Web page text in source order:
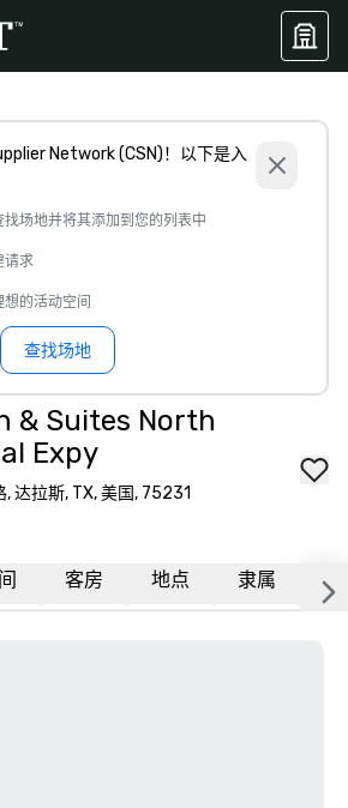
Network (CSN)！以下是入
场地并将其添加到您的列表中
请求
的活动空间
查找场地
& Suites North
Expy
达拉斯, TX, 美国, 75231
客房 地点 隶属 更